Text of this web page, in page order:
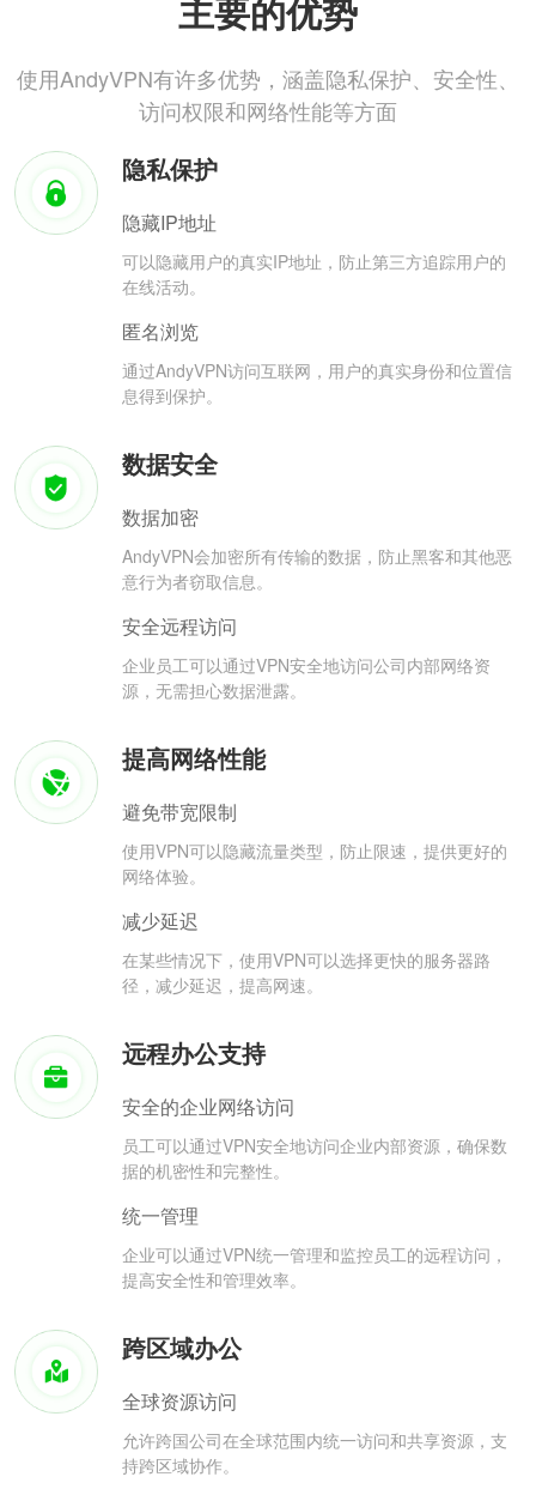
主要的优势
使用AndyVPN有许多优势，涵盖隐私保护、安全性、
访问权限和网络性能等方面
隐私保护
隐藏IP地址
可以隐藏用户的真实IP地址，防止第三方追踪用户的
在线活动。
匿名浏览
通过AndyVPN访问互联网，用户的真实身份和位置信
息得到保护。
数据安全
数据加密
AndyVPN会加密所有传输的数据，防止黑客和其他恶
意行为者窃取信息。
安全远程访问
企业员工可以通过VPN安全地访问公司内部网络资
源，无需担心数据泄露。
提高网络性能
避免带宽限制
使用VPN可以隐藏流量类型，防止限速，提供更好的
网络体验。
减少延迟
在某些情况下，使用VPN可以选择更快的服务器路
径，减少延迟，提高网速。
远程办公支持
安全的企业网络访问
员工可以通过VPN安全地访问企业内部资源，确保数
据的机密性和完整性。
统一管理
企业可以通过VPN统一管理和监控员工的远程访问，
提高安全性和管理效率。
跨区域办公
全球资源访问
允许跨国公司在全球范围内统一访问和共享资源，支
持跨区域协作。